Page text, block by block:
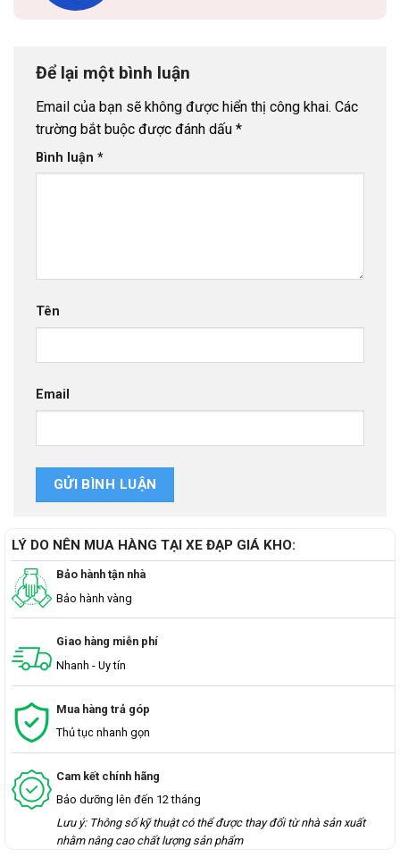
Để lại một bình luận
Email của bạn sẽ không được hiển thị công khai. Các
trường bắt buộc được đánh dấu *
Bình luận *
Tên
Email
LÝ DO NÊN MUA HÀNG TẠI XE ĐẠP GIÁ KHO:
Bảo hành tận nhà
Bảo hành vàng
Giao hàng miễn phí
Nhanh - Uy tín
Mua hàng trả góp
Thủ tục nhanh gọn
Cam kết chính hãng
Bảo dưỡng lên đến 12 tháng
Lưu ý: Thông số kỹ thuật có thể được thay đổi từ nhà sản xuất
nhằm nâng cao chất lượng sản phẩm